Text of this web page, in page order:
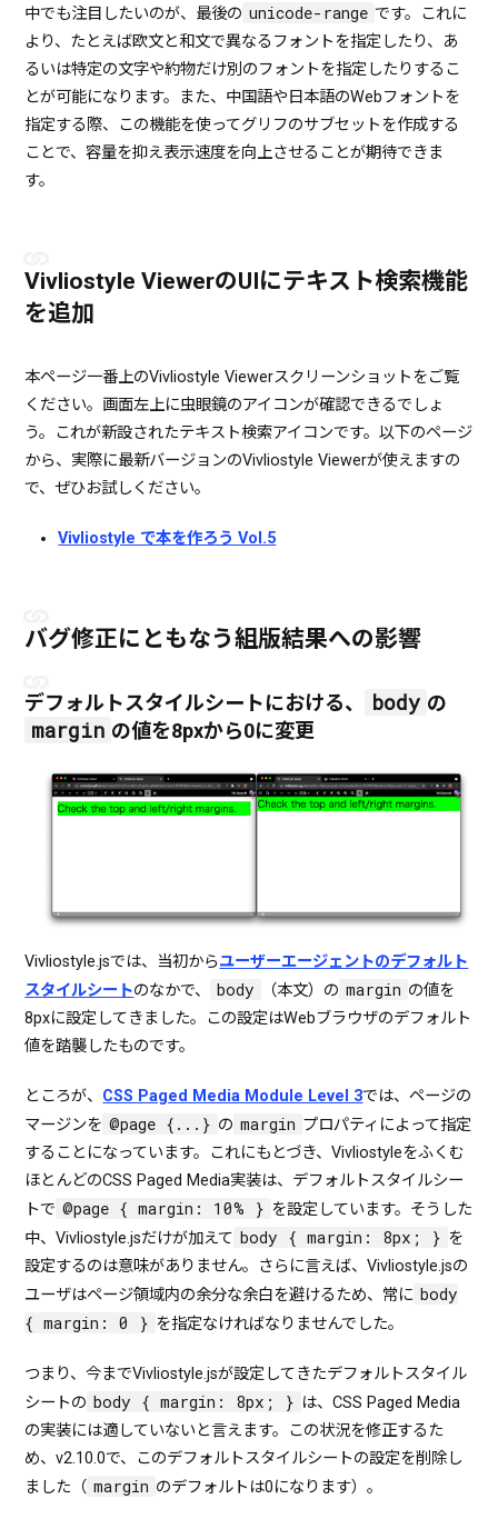
中でも注目したいのが、最後の unicode-range です。これに
より、たとえば欧文と和文で異なるフォントを指定したり、あ
るいは特定の文字や約物だけ別のフォントを指定したりするこ
とが可能になります。また、中国語や日本語のWebフォントを
指定する際、この機能を使ってグリフのサブセットを作成する
ことで、容量を抑え表示速度を向上させることが期待できま
す。
Vivliostyle ViewerのUIにテキスト検索機能
を追加
本ページ一番上のVivliostyle Viewerスクリーンショットをご覧
ください。画面左上に虫眼鏡のアイコンが確認できるでしょ
う。これが新設されたテキスト検索アイコンです。以下のページ
から、実際に最新バージョンのVivliostyle Viewerが使えますの
で、ぜひお試しください。
Vivliostyle で本を作ろう Vol.5
バグ修正にともなう組版結果への影響
デフォルトスタイルシートにおける、 body の
margin の値を8pxから0に変更
Vivliostyle.jsでは、当初からユーザーエージェントのデフォルト
スタイルシートのなかで、 body （本文）の margin の値を
8pxに設定してきました。この設定はWebブラウザのデフォルト
値を踏襲したものです。
ところが、 CSS Paged Media Module Level 3では、ページの
マージンを @page {...} の margin プロパティによって指定
することになっています。これにもとづき、Vivliostyleをふくむ
ほとんどのCSS Paged Media実装は、デフォルトスタイルシー
トで @page { margin: 10% } を設定しています。そうした
中、Vivliostyle.jsだけが加えて body { margin: 8px; } を
設定するのは意味がありません。さらに言えば、Vivliostyle.jsの
ユーザはページ領域内の余分な余白を避けるため、常に body
{ margin: 0 } を指定なければなりませんでした。
つまり、今までVivliostyle.jsが設定してきたデフォルトスタイル
シートの body { margin: 8px; } は、CSS Paged Media
の実装には適していないと言えます。この状況を修正するた
め、v2.10.0で、このデフォルトスタイルシートの設定を削除し
ました（ margin のデフォルトは0になります）。